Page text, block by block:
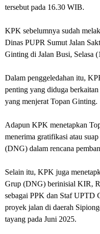
tersebut pada 16.30 WIB.
KPK sebelumnya sudah
Dinas PUPR Sumut Jalan
Ginting di Jalan Busi, Selasa
Dalam penggeledahan itu,
penting yang diduga
yang menjerat Topan Ginting.
Adapun KPK menetapkan
menerima gratifikasi atau
(DNG) dalam rencana
Selain itu, KPK juga
Grup (DNG) berinisial KIR,
sebagai PPK dan Staf UPTD
proyek jalan di daerah
tayang pada Juni 2025.